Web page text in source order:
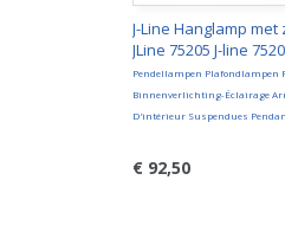
J-Line Hanglamp
JLine 75205 J-line
Pendellampen Plafondlampen
Binnenverlichting-Éclairage
D'intérieur Suspendues
€ 92,50